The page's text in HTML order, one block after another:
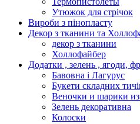
Утюжок для стрічок
Вироби з пінопласту
Декор з тканини та
декор з тканини
Холлофайбер
Додатки , зелень , ягоди,
Бавовна і Лагурус
Букети складних
Веночки и шарики из
Зелень декоративна
Колоски